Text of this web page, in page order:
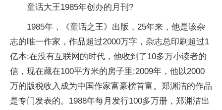
童话大王1985年创办的月刊?
1985年，《童话之王》出版，25年来，他是该杂
志的唯一作家，作品超过2000万字，杂志总印刷超过1
亿本;在没有互联网的时代，他收到了10多万小读者的
信，现在藏在100平方米的房子里;2009年，他以2000
万的版税收入成为中国作家富豪榜首富。郑渊洁的作品
是专门发表的。1988年每月发行100多万册，郑渊洁出